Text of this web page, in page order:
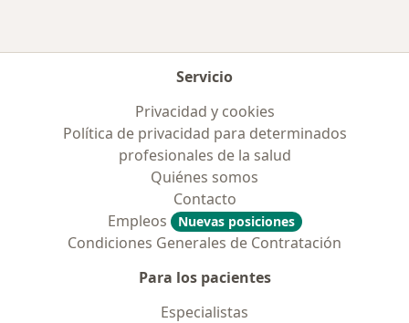
Servicio
Privacidad y cookies
Política de privacidad para determinados
profesionales de la salud
Quiénes somos
Contacto
Empleos
Nuevas posiciones
Condiciones Generales de Contratación
Para los pacientes
Especialistas